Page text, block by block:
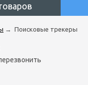
→ Поисковые трекеры